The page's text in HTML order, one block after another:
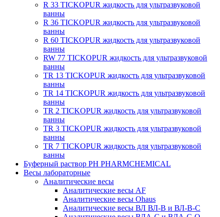
R 33 TICKOPUR жидкость для ультразвуковой
ванны
R 36 TICKOPUR жидкость для ультразвуковой
ванны
R 60 TICKOPUR жидкость для ультразвуковой
ванны
RW 77 TICKOPUR жидкость для ультразвуковой
ванны
TR 13 TICKOPUR жидкость для ультразвуковой
ванны
TR 14 TICKOPUR жидкость для ультразвуковой
ванны
TR 2 TICKOPUR жидкость для ультразвуковой
ванны
TR 3 TICKOPUR жидкость для ультразвуковой
ванны
TR 7 TICKOPUR жидкость для ультразвуковой
ванны
Буферный раствор PH PHARMCHEMICAL
Весы лабораторные
Аналитические весы
Аналитические весы AF
Аналитические весы Ohaus
Аналитические весы ВЛ ВЛ-В и ВЛ-В-С